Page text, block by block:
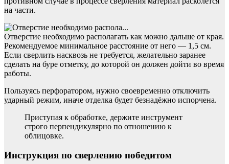
на части.
Отверстие необходимо располагать как можно дальше от края.
Рекомендуемое минимальное расстояние от него — 1,5 см.
Если сверлить насквозь не требуется, желательно заранее
сделать на буре отметку, до которой он должен дойти во время
работы.
Пользуясь перфоратором, нужно своевременно отключить
ударный режим, иначе отделка будет безнадёжно испорчена.
Приступая к обработке, держите инструмент
строго перпендикулярно по отношению к
облицовке.
Инструкция по сверлению победитом